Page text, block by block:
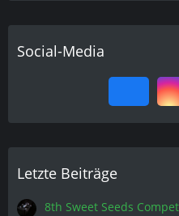
Social-Media
Letzte Beiträge
8th Sweet Seeds